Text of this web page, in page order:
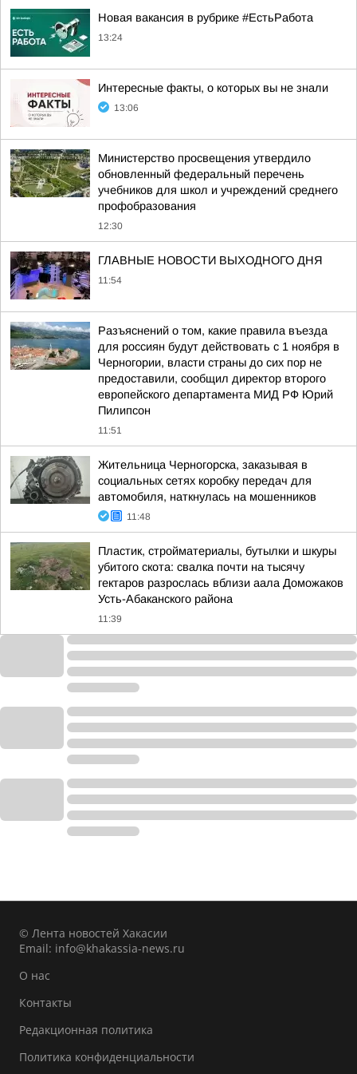
Новая вакансия в рубрике #ЕстьРабота
13:24
Интересные факты, о которых вы не знали
13:06
Министерство просвещения утвердило
обновленный федеральный перечень
учебников для школ и учреждений среднего
профобразования
12:30
ГЛАВНЫЕ НОВОСТИ ВЫХОДНОГО ДНЯ
11:54
Разъяснений о том, какие правила въезда
для россиян будут действовать с 1 ноября в
Черногории, власти страны до сих пор не
предоставили, сообщил директор второго
европейского департамента МИД РФ Юрий
Пилипсон
11:51
Жительница Черногорска, заказывая в
социальных сетях коробку передач для
автомобиля, наткнулась на мошенников
11:48
Пластик, стройматериалы, бутылки и шкуры
убитого скота: свалка почти на тысячу
гектаров разрослась вблизи аала Доможаков
Усть-Абаканского района
11:39
© Лента новостей Хакасии
Email: info@khakassia-news.ru
О нас
Контакты
Редакционная политика
Политика конфиденциальности